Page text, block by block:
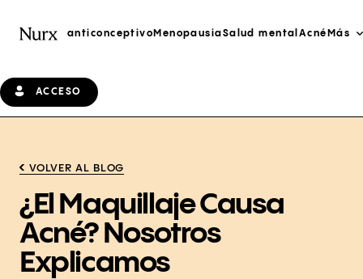
anticonceptivo MenopausiaSalud mental Acné Más
ACCESO
VOLVER AL BLOG
¿El Maquillaje Causa
Acné? Nosotros
Explicamos